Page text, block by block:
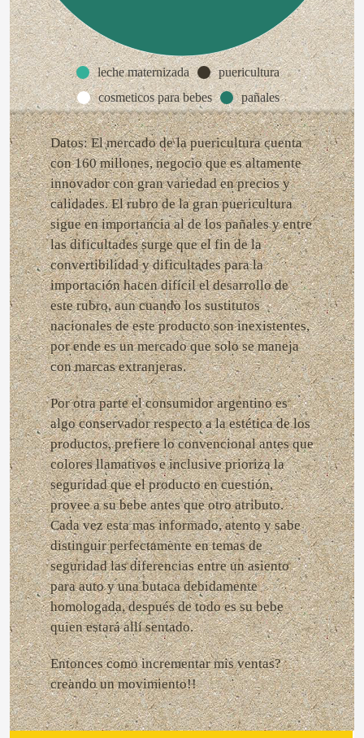
leche maternizada
puericultura
cosmeticos para bebes
pañales
Datos: El mercado de la puericultura cuenta
con 160 millones, negocio que es altamente
innovador con gran variedad en precios y
calidades. El rubro de la gran puericultura
sigue en importancia al de los pañales y entre
las dificultades surge que el fin de la
convertibilidad y dificultades para la
importación hacen difícil el desarrollo de
este rubro, aun cuando los sustitutos
nacionales de este producto son inexistentes,
por ende es un mercado que solo se maneja
con marcas extranjeras.
Por otra parte el consumidor argentino es
algo conservador respecto a la estética de los
productos, prefiere lo convencional antes que
colores llamativos e inclusive prioriza la
seguridad que el producto en cuestión,
provee a su bebe antes que otro atributo.
Cada vez esta mas informado, atento y sabe
distinguir perfectamente en temas de
seguridad las diferencias entre un asiento
para auto y una butaca debidamente
homologada, después de todo es su bebe
quien estará allí sentado.
Entonces como incrementar mis ventas?
creando un movimiento!!